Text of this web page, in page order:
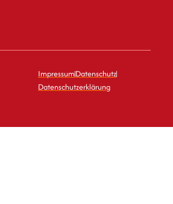
ImpressumDatenschutz
Datenschutzerklärung